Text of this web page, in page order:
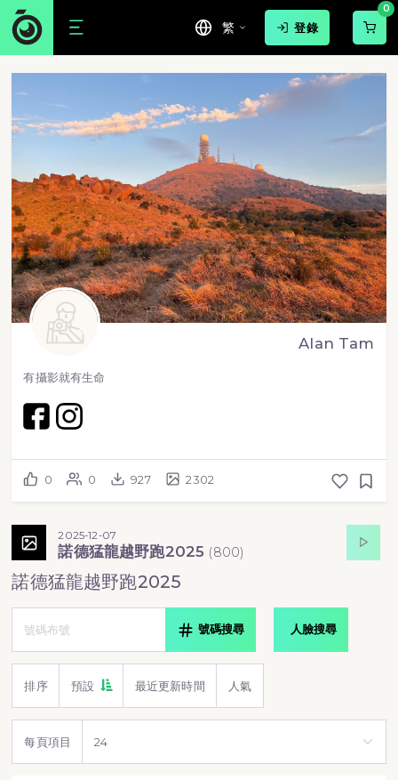
繁 登錄
0
Alan Tam
有攝影就有生命
0 0 927 2302
2025-12-07
諾德猛龍越野跑2025 (800)
諾德猛龍越野跑2025
號碼搜尋 人臉搜尋
排序 預設 最近更新時間 人氣
每頁項目